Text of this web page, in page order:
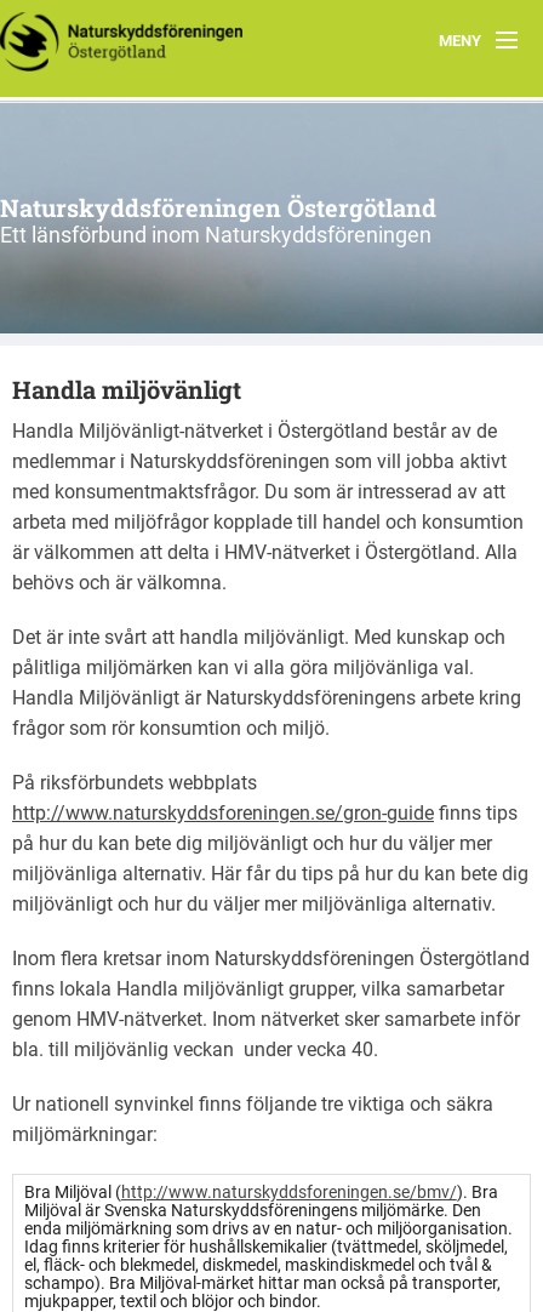
MENY
Aktuellt
Natur i Östergötland
Kretsar
Naturskyddsföreningen Östergötland
Ett länsförbund inom Naturskyddsföreningen
Handla miljövänligt
Handla Miljövänligt-nätverket i Östergötland består av de
medlemmar i Naturskyddsföreningen som vill jobba aktivt
med konsumentmaktsfrågor. Du som är intresserad av att
arbeta med miljöfrågor kopplade till handel och konsumtion
är välkommen att delta i HMV-nätverket i Östergötland. Alla
behövs och är välkomna.
Det är inte svårt att handla miljövänligt. Med kunskap och
pålitliga miljömärken kan vi alla göra miljövänliga val.
Handla Miljövänligt är Naturskyddsföreningens arbete kring
frågor som rör konsumtion och miljö.
På riksförbundets webbplats
http://www.naturskyddsforeningen.se/gron-guide finns tips
på hur du kan bete dig miljövänligt och hur du väljer mer
miljövänliga alternativ. Här får du tips på hur du kan bete dig
miljövänligt och hur du väljer mer miljövänliga alternativ.
Inom flera kretsar inom Naturskyddsföreningen Östergötland
finns lokala Handla miljövänligt grupper, vilka samarbetar
genom HMV-nätverket. Inom nätverket sker samarbete inför
bla. till miljövänlig veckan under vecka 40.
Ur nationell synvinkel finns följande tre viktiga och säkra
miljömärkningar:
Bra Miljöval (http://www.naturskyddsforeningen.se/bmv/). Bra
Miljöval är Svenska Naturskyddsföreningens miljömärke. Den
enda miljömärkning som drivs av en natur- och miljöorganisation.
Idag finns kriterier för hushållskemikalier (tvättmedel, sköljmedel,
el, fläck- och blekmedel, diskmedel, maskindiskmedel och tvål &
schampo). Bra Miljöval-märket hittar man också på transporter,
mjukpapper, textil och blöjor och bindor.